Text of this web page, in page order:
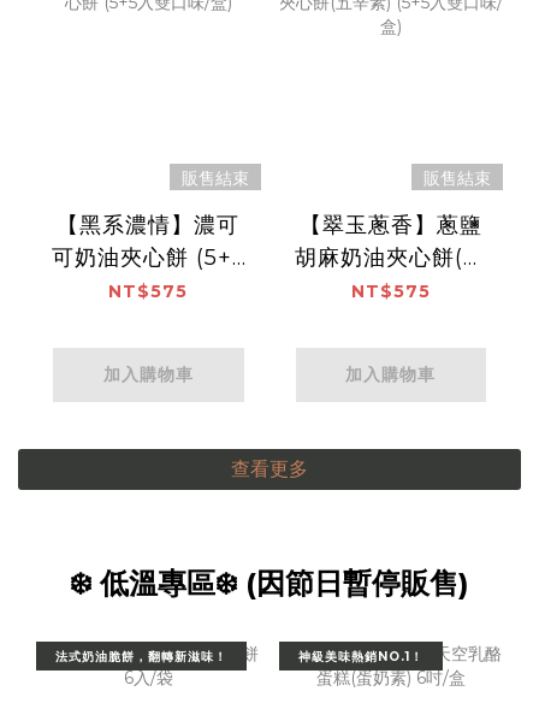
販售結束
【黑系濃情】濃可
可奶油夾心餅 (5+5
入雙口味/盒)
NT$575
加入購物車
販售結束
【翠玉蔥香】蔥鹽
胡麻奶油夾心餅(五
辛素) (5+5入雙口
NT$575
加入購物車
查看更多
❄️ 低溫專區❄️ (因節日暫停販售)
法式奶油脆餅，翻轉新滋味！ 神級美味熱銷NO.1！